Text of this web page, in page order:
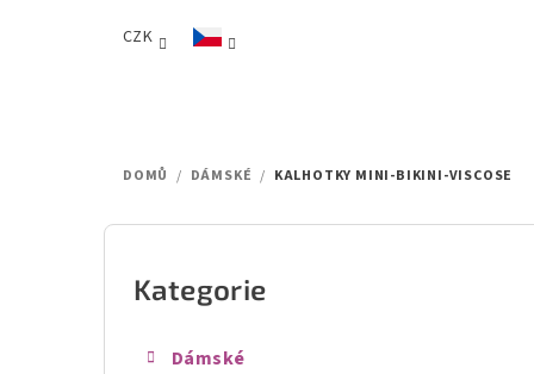
CZK
DOMŮ / DÁMSKÉ / KALHOTKY MINI-BIKINI-VISCOSE
Přeskočit
kategorie
Kategorie
Dámské